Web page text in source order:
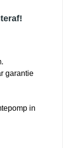
garantie
in